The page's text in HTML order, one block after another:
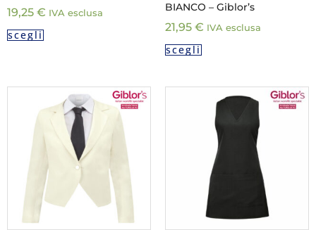
19,25 € IVA esclusa
scegli
BIANCO – Giblor’s
21,95 € IVA esclusa
scegli